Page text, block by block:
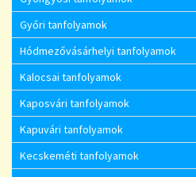
Győri tanfolyamok
Hódmezővásárhelyi tanfolyamok
Kalocsai tanfolyamok
Kaposvári tanfolyamok
Kapuvári tanfolyamok
Kecskeméti tanfolyamok